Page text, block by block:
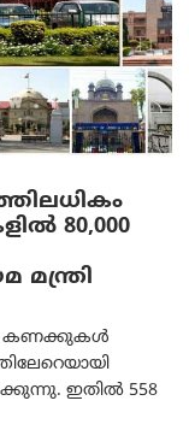
80,000
മന്ത്രി
കണക്കുകൾ
ഇതിൽ 558